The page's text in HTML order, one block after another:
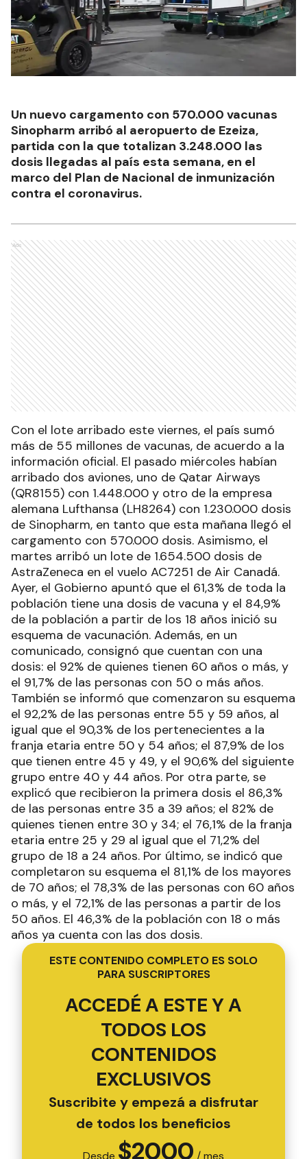
Un nuevo cargamento con 570.000 vacunas
Sinopharm arribó al aeropuerto de Ezeiza,
partida con la que totalizan 3.248.000 las
dosis llegadas al país esta semana, en el
marco del Plan de Nacional de inmunización
contra el coronavirus.
Ads
Con el lote arribado este viernes, el país sumó
más de 55 millones de vacunas, de acuerdo a la
información oficial. El pasado miércoles habían
arribado dos aviones, uno de Qatar Airways
(QR8155) con 1.448.000 y otro de la empresa
alemana Lufthansa (LH8264) con 1.230.000 dosis
de Sinopharm, en tanto que esta mañana llegó el
cargamento con 570.000 dosis. Asimismo, el
martes arribó un lote de 1.654.500 dosis de
AstraZeneca en el vuelo AC7251 de Air Canadá.
Ayer, el Gobierno apuntó que el 61,3% de toda la
población tiene una dosis de vacuna y el 84,9%
de la población a partir de los 18 años inició su
esquema de vacunación. Además, en un
comunicado, consignó que cuentan con una
dosis: el 92% de quienes tienen 60 años o más, y
el 91,7% de las personas con 50 o más años.
También se informó que comenzaron su esquema
el 92,2% de las personas entre 55 y 59 años, al
igual que el 90,3% de los pertenecientes a la
franja etaria entre 50 y 54 años; el 87,9% de los
que tienen entre 45 y 49, y el 90,6% del siguiente
grupo entre 40 y 44 años. Por otra parte, se
explicó que recibieron la primera dosis el 86,3%
de las personas entre 35 a 39 años; el 82% de
quienes tienen entre 30 y 34; el 76,1% de la franja
etaria entre 25 y 29 al igual que el 71,2% del
grupo de 18 a 24 años. Por último, se indicó que
completaron su esquema el 81,1% de los mayores
de 70 años; el 78,3% de las personas con 60 años
o más, y el 72,1% de las personas a partir de los
50 años. El 46,3% de la población con 18 o más
años ya cuenta con las dos dosis.
ESTE CONTENIDO COMPLETO ES SOLO
PARA SUSCRIPTORES
ACCEDÉ A ESTE Y A
TODOS LOS
CONTENIDOS
EXCLUSIVOS
Suscribite y empezá a disfrutar
de todos los beneficios
Desde $2000 / mes